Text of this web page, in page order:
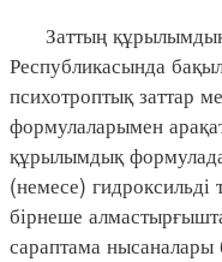
Заттың құрылымдық
Республикасында
психотроптық заттар
формулаларымен
құрылымдық
(немесе)
бірнеше
сараптама